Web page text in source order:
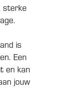
sterke
is
Een
en kan
jouw